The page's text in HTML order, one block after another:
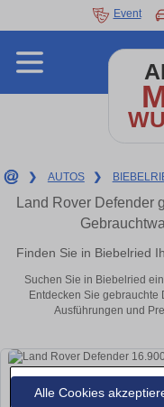
Alle Cookies
Event
❯ AUTOS ❯
Land Rover Defender
Finden Sie in Biebelried
Suchen Sie in Biebelried
Entdecken Sie
Ausführungen und